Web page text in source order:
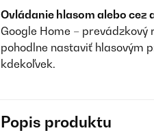
Ovládanie hlasom alebo cez
Google Home –
pohodlne nastaviť hlasovým
kdekoľvek.
Popis produktu